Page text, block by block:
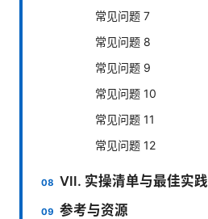
常见问题 7
常见问题 8
常见问题 9
常见问题 10
常见问题 11
常见问题 12
VII. 实操清单与最佳实践
参考与资源